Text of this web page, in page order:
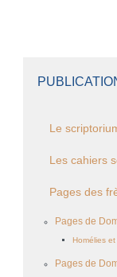
Le
Les cahiers
Pages des
Pages de
Homélies
Pages de